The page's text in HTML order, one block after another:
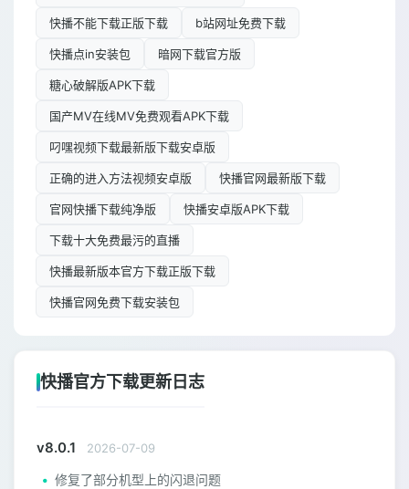
快播不能下载正版下载 b站网址免费下载
快播点in安装包 暗网下载官方版
糖心破解版APK下载
国产MV在线MV免费观看APK下载
叼嘿视频下载最新版下载安卓版
正确的进入方法视频安卓版 快播官网最新版下载
官网快播下载纯净版 快播安卓版APK下载
下载十大免费最污的直播
快播最新版本官方下载正版下载
快播官网免费下载安装包
快播官方下载更新日志
v8.0.1 2026-07-09
修复了部分机型上的闪退问题